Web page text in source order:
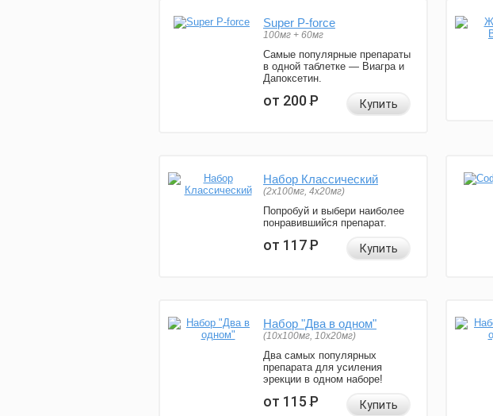
Super P-force
100мг + 60мг
Самые популярные препараты
в одной таблетке — Виагра и
Дапоксетин.
от 200Р Купить
Набор Классический
(2x100мг, 4x20мг)
Попробуй и выбери наиболее
понравившийся препарат.
от 117Р Купить
Набор "Два в одном"
(10x100мг, 10x20мг)
Два самых популярных
препарата для усиления
эрекции в одном наборе!
от 115Р Купить